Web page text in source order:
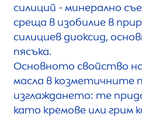
силиций - минерално
среща в изобилие в
силициев диоксид,
пясъка.
Основното свойство
масла в козметичните
изглаждането: те
като кремове или грим